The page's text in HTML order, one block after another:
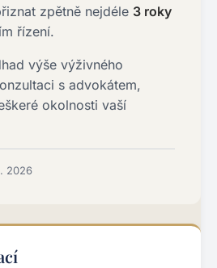
zpětně nejdéle 3 roky
řízení.
výše výživného
s advokátem,
okolnosti vaší
2026